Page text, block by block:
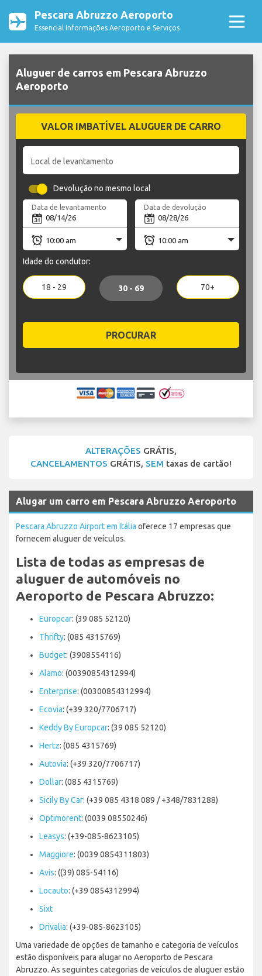
Pescara Abruzzo Aeroporto
Essencial Informações Aeroporto e Serviços
Aluguer de carros em Pescara Abruzzo
Aeroporto
VALOR IMBATÍVEL ALUGUER DE CARRO
Local de levantamento
Devolução no mesmo local
Data de levantamento Data de devolução
Idade do condutor:
18 - 29 30 - 69 70+
PROCURAR
ALTERAÇÕES GRÁTIS,
CANCELAMENTOS GRÁTIS, SEM taxas de cartão!
Alugar um carro em Pescara Abruzzo Aeroporto
Pescara Abruzzo Airport em Itália oferece 17 empresas que
fornecem aluguer de veículos.
Lista de todas as empresas de
aluguer de automóveis no
Aeroporto de Pescara Abruzzo:
Europcar: (39 085 52120)
Thrifty: (085 4315769)
Budget: (3908554116)
Alamo: (00390854312994)
Enterprise: (00300854312994)
Ecovia: (+39 320/7706717)
Keddy By Europcar: (39 085 52120)
Hertz: (085 4315769)
Autovia: (+39 320/7706717)
Dollar: (085 4315769)
Sicily By Car: (+39 085 4318 089 / +348/7831288)
Optimorent: (0039 08550246)
Leasys: (+39-085-8623105)
Maggiore: (0039 0854311803)
Avis: ((39) 085-54116)
Locauto: (+39 0854312994)
Sixt
Drivalia: (+39-085-8623105)
Uma variedade de opções de tamanho e categoria de veículos
estão disponíveis para alugar no Aeroporto de Pescara
Abruzzo. As seguintes categorias de veículos de aluguer estão